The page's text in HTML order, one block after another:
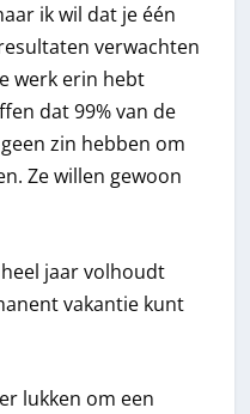
ik wil dat je één
verwachten
werk erin hebt
dat 99% van de
zin hebben om
Ze willen gewoon
jaar volhoudt
vakantie kunt
lukken om een